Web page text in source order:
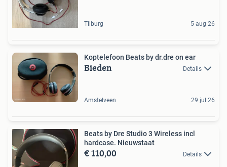
Tilburg 5 aug 26
Koptelefoon Beats by dr.dre on ear
Bieden Details
Amstelveen 29 jul 26
Beats by Dre Studio 3 Wireless incl
hardcase. Nieuwstaat
€ 110,00 Details